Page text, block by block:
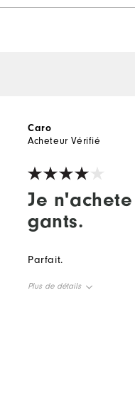
Je
gants.
Caro
Acheteur Vérifié
Parfait.
Plus de détails